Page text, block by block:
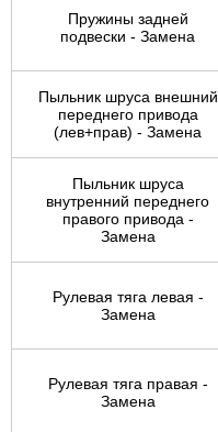
Пружины задней
подвески - Замена
Пыльник шруса внешний
переднего привода
(лев+прав) - Замена
Пыльник шруса
внутренний переднего
правого привода -
Замена
Рулевая тяга левая -
Замена
Рулевая тяга правая -
Замена